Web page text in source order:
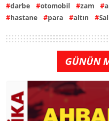
darbe
otomobil zam
hastane
para altın
GÜNÜN